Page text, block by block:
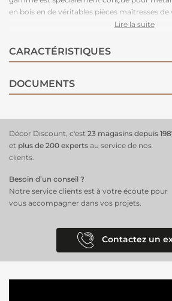
en bois en de véritables pièces maîtresses
teinte blanc neige apporte une luminosité
et à séchage rapide, cette peinture
clin d'œil.
Lire la suite
CARACTÉRISTIQUES
DOCUMENTS
Décor Discount, c'est 23 magasins depuis
et plus de 200 experts au service de nos
clients.
Besoin d’un conseil ?
Notre service clients est à votre écoute pour
vous accompagner dans vos projets.
Contactez un